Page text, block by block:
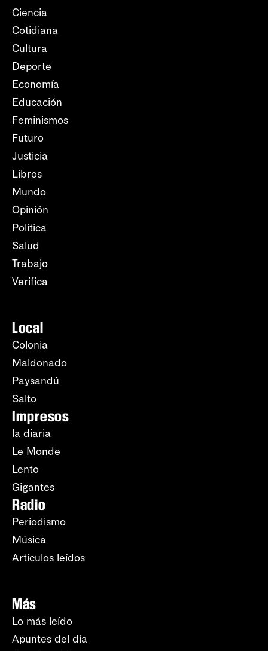
Ciencia
Cotidiana
Cultura
Deporte
Economía
Educación
Feminismos
Futuro
Justicia
Libros
Mundo
Opinión
Política
Salud
Trabajo
Verifica
Local
Colonia
Maldonado
Paysandú
Salto
Impresos
la diaria
Le Monde
Lento
Gigantes
Radio
Periodismo
Música
Artículos leídos
Más
Lo más leído
Apuntes del día